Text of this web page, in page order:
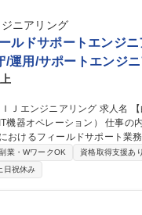
ニアリング
ルドサポートエンジ
/運用/サポートエンジ
ング 求人名 【白井】フィールドサポ
ション） 仕事の内容 「白井市内で、デ
おけるフィールドサポート業
AI/クラウドサービス等で増大す
ーとして開設。 ■サーバ等IT機器オペレー
の設置・配線、通信ケーブル
ータセンター設備の維持管理
応と調査など ■セキュリティ管
業・WワークOK 資格取得支援あり
日祝休み